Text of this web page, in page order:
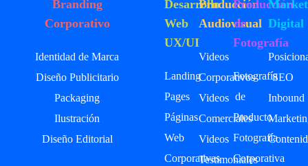
Branding
Corporativo
Identidad de Marca
Diseño Publicitario
Packaging
Ilustración
Diseño Editorial
Desarrollo
Web
UX/UI
Landing
Pages
Páginas
Web
Corporativas
Producción
Audiovisual
Videos
Corporativos
Videos
Comerciales
Videos
Testimoniales
Producción
de
Fotografía
Fotografía
de
Producto
Fotografía
Corporativa
Digital
SEO
Inbound